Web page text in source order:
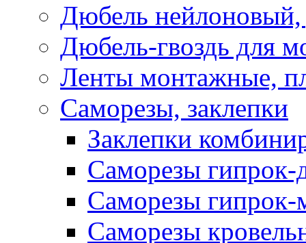
Дюбель нейлоновый,
Дюбель-гвоздь для
Ленты монтажные,
Саморезы, заклепки
Заклепки
Саморезы гипрок-
Саморезы гипрок-
Саморезы